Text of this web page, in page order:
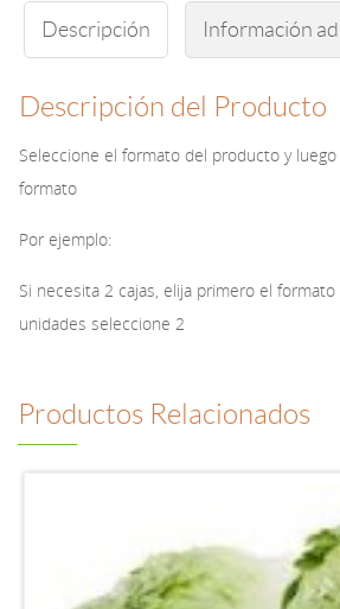
Descripción Información
Descripción del Producto
Seleccione el formato del producto y
formato
Por ejemplo:
Si necesita 2 cajas, elija primero el formato
unidades seleccione 2
Productos Relacionados